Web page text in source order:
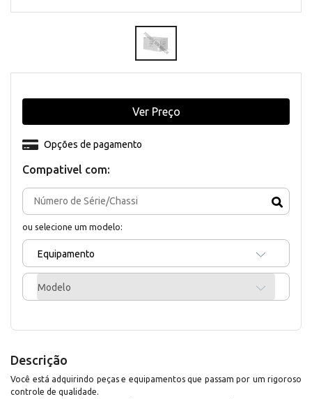
Compativel com:
ou selecione um modelo:
Equipamento
Modelo
Opções de pagamento
Ver Preço
Descrição
Você está adquirindo peças e equipamentos que passam por um rigoroso
controle de qualidade.